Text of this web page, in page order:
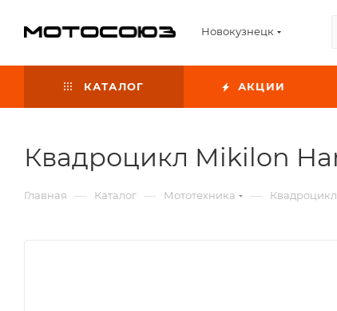
Новокузнецк
КАТАЛОГ АКЦИИ
Квадроцикл Mikilon
Главная — Каталог — Мототехника —